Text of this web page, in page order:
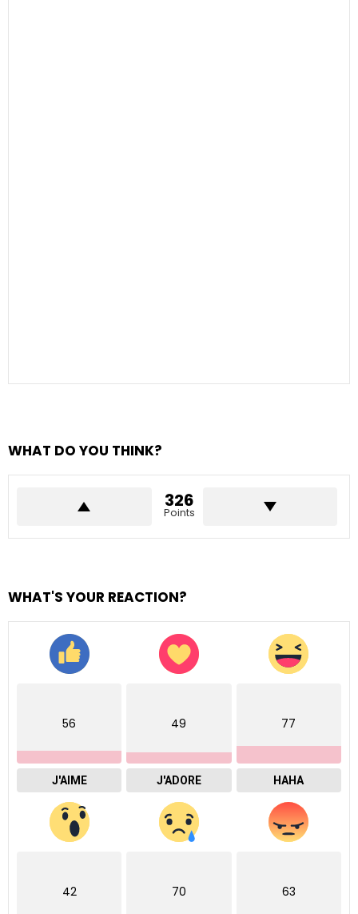
WHAT DO YOU THINK?
326
Points
WHAT'S YOUR REACTION?
56
J'AIME
49
J'ADORE
77
HAHA
42 70 63